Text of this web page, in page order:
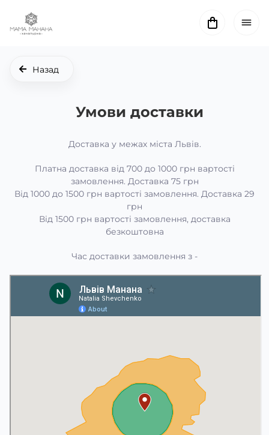
Назад
Умови доставки
Доставка у межах міста Львів.
Платна доставка від 700 до 1000 грн вартості
замовлення. Доставка 75 грн
Від 1000 до 1500 грн вартості замовлення. Доставка 29
грн
Від 1500 грн вартості замовлення, доставка
безкоштовна
Час доставки замовлення з -